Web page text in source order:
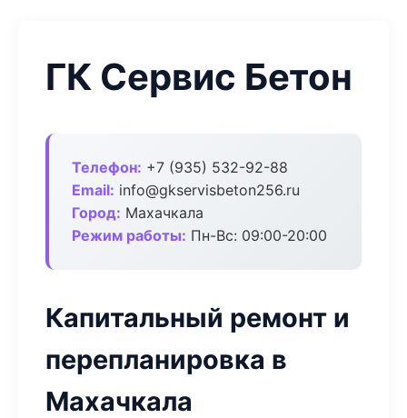
ГК Сервис Бетон
Телефон: +7 (935) 532-92-88
Email: info@gkservisbeton256.ru
Город: Махачкала
Режим работы: Пн-Вс: 09:00-20:00
Капитальный ремонт и
перепланировка в
Махачкала